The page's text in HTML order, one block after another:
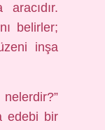
aracıdır.
belirler;
inşa
edebi bir